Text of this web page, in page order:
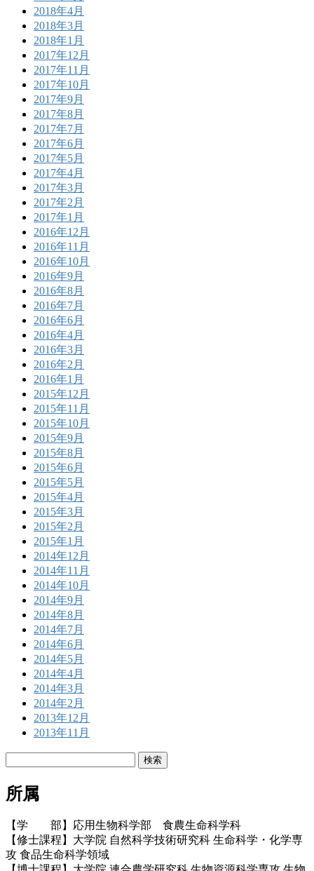
2018年4月
2018年3月
2018年1月
2017年12月
2017年11月
2017年10月
2017年9月
2017年8月
2017年7月
2017年6月
2017年5月
2017年4月
2017年3月
2017年2月
2017年1月
2016年12月
2016年11月
2016年10月
2016年9月
2016年8月
2016年7月
2016年6月
2016年4月
2016年3月
2016年2月
2016年1月
2015年12月
2015年11月
2015年10月
2015年9月
2015年8月
2015年6月
2015年5月
2015年4月
2015年3月
2015年2月
2015年1月
2014年12月
2014年11月
2014年10月
2014年9月
2014年8月
2014年7月
2014年6月
2014年5月
2014年4月
2014年3月
2014年2月
2013年12月
2013年11月
所属
【学 部】応用生物科学部 食農生命科学科
【修士課程】大学院 自然科学技術研究科 生命科学・化学専
攻 食品生命科学領域